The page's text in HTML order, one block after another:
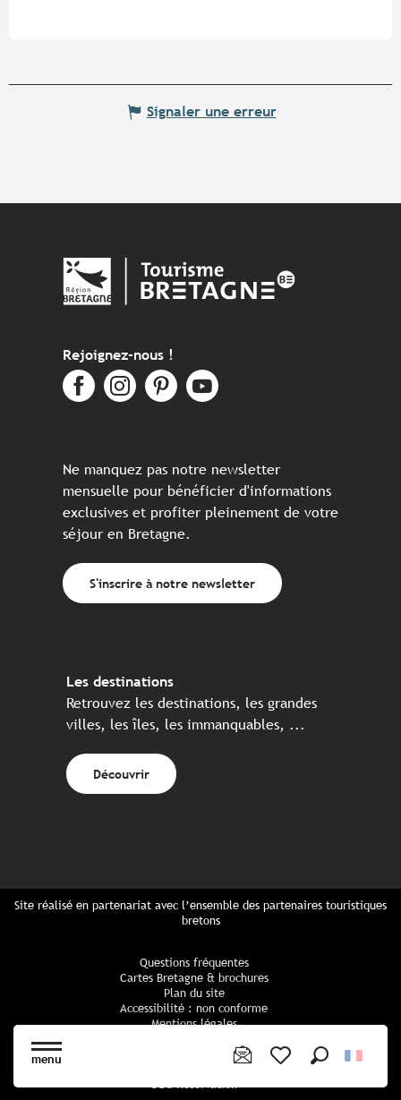
menu
Signaler une erreur
Rejoignez-nous !
Ne manquez pas notre newsletter
mensuelle pour bénéficier d'informations
exclusives et profiter pleinement de votre
séjour en Bretagne.
S'inscrire à notre newsletter
Les destinations
Retrouvez les destinations, les grandes
villes, les îles, les immanquables, ...
Découvrir
Site réalisé en partenariat avec l’ensemble des partenaires touristiques
bretons
Questions fréquentes
Cartes Bretagne & brochures
Plan du site
Accessibilité : non conforme
Mentions légales
Politique cookies